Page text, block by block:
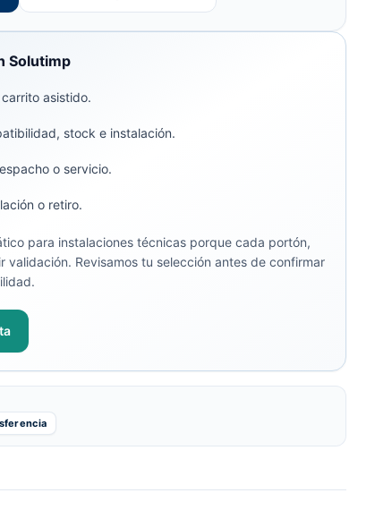
Solutimp
asistido.
stock e instalación.
o servicio.
o retiro.
para instalaciones técnicas porque cada portón,
validación. Revisamos tu selección antes de confirmar